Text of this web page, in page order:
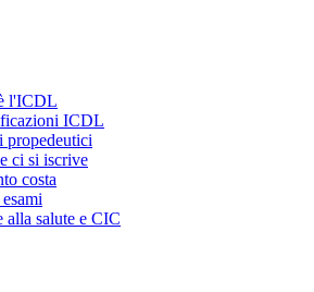
l'ICDL
ICDL
propedeutici
ci si iscrive
costa
alla salute e CIC